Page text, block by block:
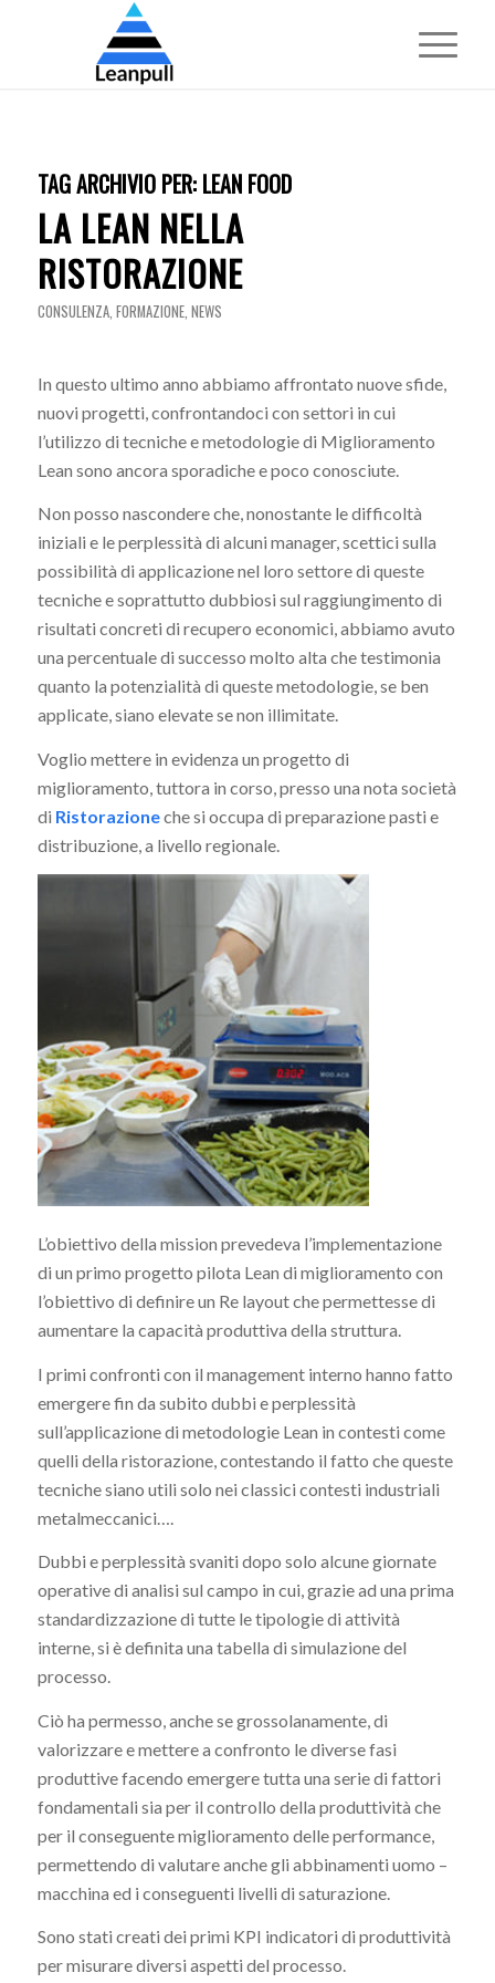
TAG ARCHIVIO PER: LEAN FOOD
LA LEAN NELLA
RISTORAZIONE
CONSULENZA, FORMAZIONE, NEWS
In questo ultimo anno abbiamo affrontato nuove sfide,
nuovi progetti, confrontandoci con settori in cui
l’utilizzo di tecniche e metodologie di Miglioramento
Lean sono ancora sporadiche e poco conosciute.
Non posso nascondere che, nonostante le difficoltà
iniziali e le perplessità di alcuni manager, scettici sulla
possibilità di applicazione nel loro settore di queste
tecniche e soprattutto dubbiosi sul raggiungimento di
risultati concreti di recupero economici, abbiamo avuto
una percentuale di successo molto alta che testimonia
quanto la potenzialità di queste metodologie, se ben
applicate, siano elevate se non illimitate.
Voglio mettere in evidenza un progetto di
miglioramento, tuttora in corso, presso una nota società
di Ristorazioneche si occupa di preparazione pasti e
distribuzione, a livello regionale.
L’obiettivo della mission prevedeva l’implementazione
di un primo progetto pilota Lean di miglioramento con
l’obiettivo di definire un Re layout che permettesse di
aumentare la capacità produttiva della struttura.
I primi confronti con il management interno hanno fatto
emergere fin da subito dubbi e perplessità
sull’applicazione di metodologie Lean in contesti come
quelli della ristorazione, contestando il fatto che queste
tecniche siano utili solo nei classici contesti industriali
metalmeccanici….
Dubbi e perplessità svaniti dopo solo alcune giornate
operative di analisi sul campo in cui, grazie ad una prima
standardizzazione di tutte le tipologie di attività
interne, si è definita una tabella di simulazione del
processo.
Ciò ha permesso, anche se grossolanamente, di
valorizzare e mettere a confronto le diverse fasi
produttive facendo emergere tutta una serie di fattori
fondamentali sia per il controllo della produttività che
per il conseguente miglioramento delle performance,
permettendo di valutare anche gli abbinamenti uomo –
macchina ed i conseguenti livelli di saturazione.
Sono stati creati dei primi KPI indicatori di produttività
per misurare diversi aspetti del processo.